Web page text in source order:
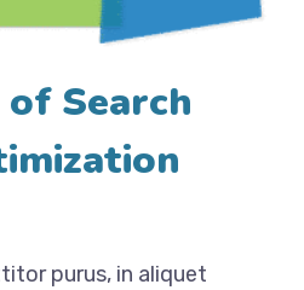
Search
purus, in aliquet